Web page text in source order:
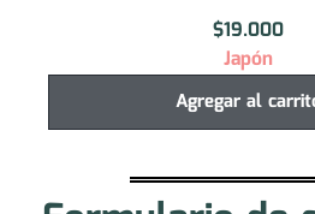
$16.000
Japón
Agregar al